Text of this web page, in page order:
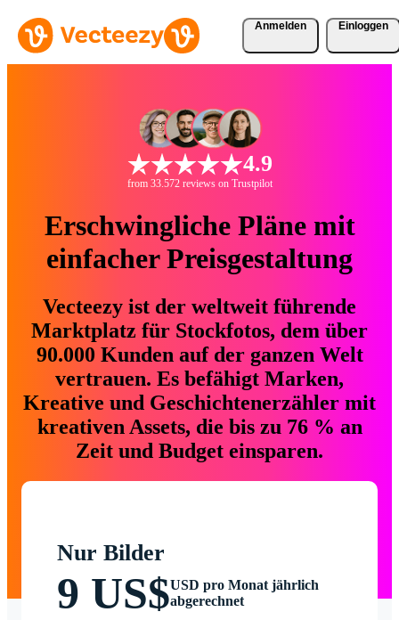
Anmelden Einloggen
4.9
from 33.572 reviews on Trustpilot
Erschwingliche Pläne mit
einfacher Preisgestaltung
Vecteezy ist der weltweit führende
Marktplatz für Stockfotos, dem über
90.000 Kunden auf der ganzen Welt
vertrauen. Es befähigt Marken,
Kreative und Geschichtenerzähler mit
kreativen Assets, die bis zu 76 % an
Zeit und Budget einsparen.
Nur Bilder
9 US$USD pro Monat jährlich
abgerechnet